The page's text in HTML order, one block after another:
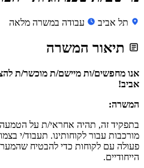
תל אביב עבודה במשרה מלאה
תיאור המשרה
אנו מחפשים/ות מיישם/ת מוכשר/ת
אביב!
המשרה:
בתפקיד זה, תהיה אחראי/ת על הטמעה
מורכבות עבור לקוחותינו. תעבוד/י
פעולה עם לקוחות כדי להבטיח
הייחודיים.